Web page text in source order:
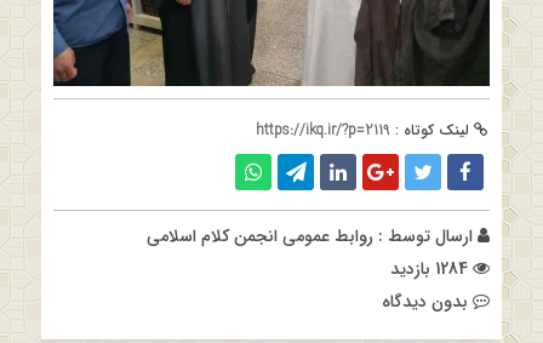
لینک کوتاه : https://ikq.ir/?p=2119
ارسال توسط : روابط عمومی انجمن کلام اسلامی
بدون دیدگاه